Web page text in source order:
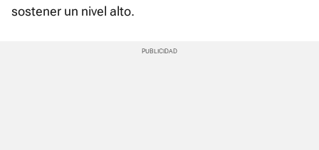
sostener un nivel alto.